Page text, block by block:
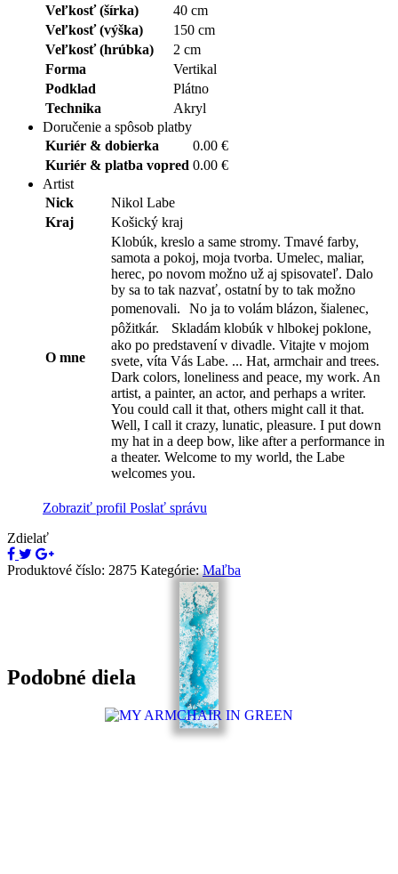
Veľkosť (šírka)
40 cm
Veľkosť (výška)
150 cm
Veľkosť (hrúbka)
2 cm
Forma
Vertikal
Podklad
Plátno
Technika
Akryl
Doručenie a spôsob platby
Kuriér & dobierka
0.00 €
Kuriér & platba vopred 0.00 €
Artist
Nick
Nikol Labe
Kraj
Košický kraj
O mne
Klobúk, kreslo a same stromy. Tmavé farby,
samota a pokoj, moja tvorba. Umelec, maliar,
herec, po novom možno už aj spisovateľ. Dalo
by sa to tak nazvať, ostatní by to tak možno
pomenovali. No ja to volám blázon, šialenec,
pôžitkár. Skladám klobúk v hlbokej poklone,
ako po predstavení v divadle. Vitajte v mojom
svete, víta Vás Labe. ... Hat, armchair and trees.
Dark colors, loneliness and peace, my work. An
artist, a painter, an actor, and perhaps a writer.
You could call it that, others might call it that.
Well, I call it crazy, lunatic, pleasure. I put down
my hat in a deep bow, like after a performance in
a theater. Welcome to my world, the Labe
welcomes you.
Zobraziť profil Poslať správu
Zdielať
Produktové číslo: 2875 Kategórie:Maľba
Podobné diela